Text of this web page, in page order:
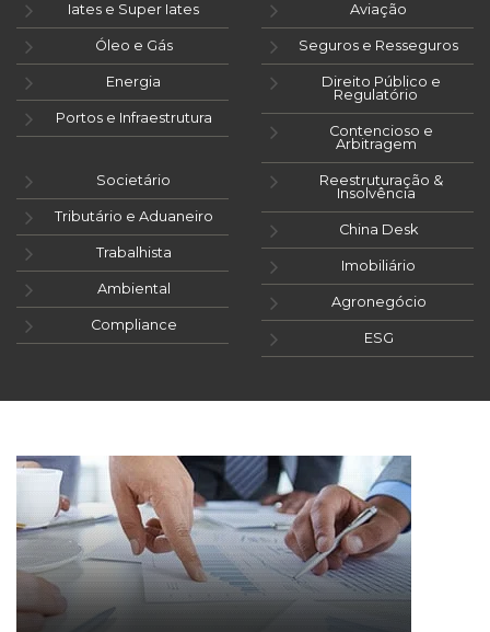
Iates e Super Iates
Óleo e Gás
Energia
Portos e Infraestrutura
Aviação
Seguros e Resseguros
Direito Público e
Regulatório
Contencioso e
Arbitragem
Societário
Tributário e Aduaneiro
Trabalhista
Ambiental
Compliance
Reestruturação &
Insolvência
China Desk
Imobiliário
Agronegócio
ESG